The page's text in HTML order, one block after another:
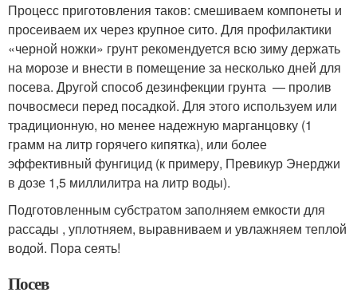
Процесс приготовления таков: смешиваем компонеты и
просеиваем их через крупное сито. Для профилактики
«черной ножки» грунт рекомендуется всю зиму держать
на морозе и внести в помещение за несколько дней для
посева. Другой способ дезинфекции грунта — пролив
почвосмеси перед посадкой. Для этого используем или
традиционную, но менее надежную марганцовку (1
грамм на литр горячего кипятка), или более
эффективный фунгицид (к примеру, Превикур Энерджи
в дозе 1,5 миллилитра на литр воды).
Подготовленным субстратом заполняем емкости для
рассады , уплотняем, выравниваем и увлажняем теплой
водой. Пора сеять!
Посев